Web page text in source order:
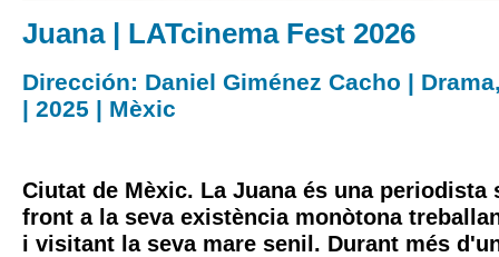
Juana | LATcinema Fest 2026
Dirección: Daniel Giménez Cacho |
| 2025 | Mèxic
Ciutat de Mèxic. La Juana és una periodista
front a la seva existència monòtona
i visitant la seva mare senil. Durant més